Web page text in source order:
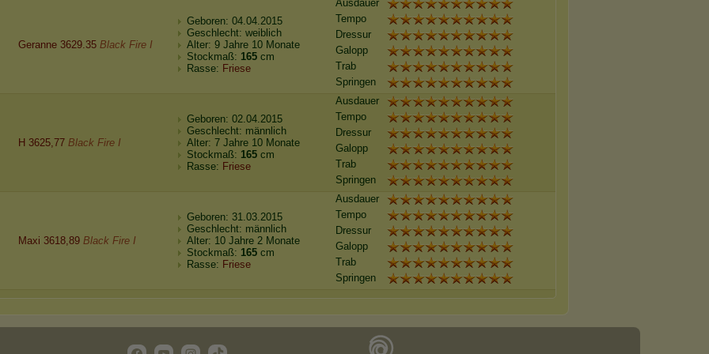
Geranne 3629.35 Black Fire I
Geboren: 04.04.2015
Geschlecht: weiblich
Alter: 9 Jahre 10 Monate
Stockmaß: 165 cm
Rasse: Friese
Ausdauer
Tempo
Dressur
Galopp
Trab
Springen
H 3625,77 Black Fire I
Geboren: 02.04.2015
Geschlecht: männlich
Alter: 7 Jahre 10 Monate
Stockmaß: 165 cm
Rasse: Friese
Ausdauer
Tempo
Dressur
Galopp
Trab
Springen
Maxi 3618,89 Black Fire I
Geboren: 31.03.2015
Geschlecht: männlich
Alter: 10 Jahre 2 Monate
Stockmaß: 165 cm
Rasse: Friese
Ausdauer
Tempo
Dressur
Galopp
Trab
Springen